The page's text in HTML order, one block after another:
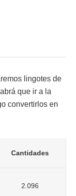
lingotes de
que ir a la
convertirlos en
Cantidades
2.096